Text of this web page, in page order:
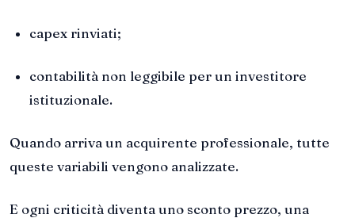
capex rinviati;
contabilità non leggibile per un investitore
istituzionale.
Quando arriva un acquirente professionale, tutte
queste variabili vengono analizzate.
E ogni criticità diventa uno sconto prezzo, una